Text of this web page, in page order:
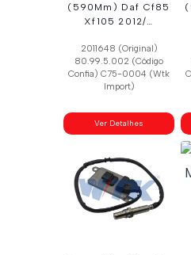
(590Mm) Daf Cf85
Xf105 2012/…
2011648 (Original)
80.99.5.002 (Código
Confia) C75-0004 (Wtk
Import)
Ver Detalhes